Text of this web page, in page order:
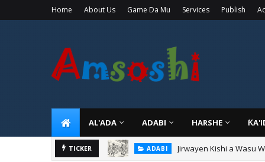
Home About Us Game Da Mu Services Publish
AL'ADA ADABI HARSHE
TICKER TARIHI Sarkin Gummi Na Sha